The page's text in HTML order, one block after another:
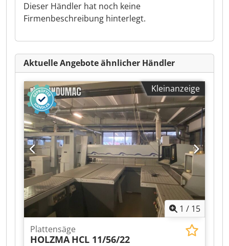
Dieser Händler hat noch keine
Firmenbeschreibung hinterlegt.
Aktuelle Angebote ähnlicher Händler
Kleinanzeige
1 / 15
Plattensäge
HOLZMA HCL 11/56/22